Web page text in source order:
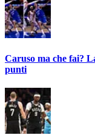
Caruso ma che fai?
punti